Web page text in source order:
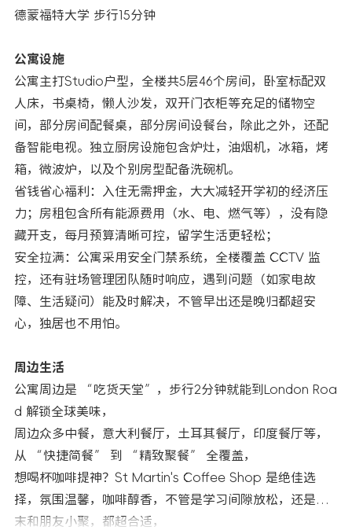
德蒙福特大学 步行15分钟
公寓设施
公寓主打Studio户型，全楼共5层46个房间，卧室标配双
人床，书桌椅，懒人沙发，双开门衣柜等充足的储物空
间，部分房间配餐桌，部分房间设餐台，除此之外，还配
备智能电视。独立厨房设施包含炉灶，油烟机，冰箱，烤
箱，微波炉，以及个别房型配备洗碗机。
省钱省心福利：入住无需押金，大大减轻开学初的经济压
力；房租包含所有能源费用（水、电、燃气等），没有隐
藏开支，每月预算清晰可控，留学生活更轻松；​
安全拉满：公寓采用安全门禁系统，全楼覆盖 CCTV 监
控，还有驻场管理团队随时响应，遇到问题（如家电故
障、生活疑问）能及时解决，不管早出还是晚归都超安
心，独居也不用怕。
周边生活
公寓周边是 “吃货天堂”，步行2分钟就能到London Roa
d 解锁全球美味，
周边众多中餐，意大利餐厅，土耳其餐厅，印度餐厅等，
从 “快捷简餐” 到 “精致聚餐” 全覆盖，
想喝杯咖啡提神？St Martin's Coffee Shop 是绝佳选
择，氛围温馨，咖啡醇香，不管是学习间隙放松，还是周
末和朋友小聚，都超合适，